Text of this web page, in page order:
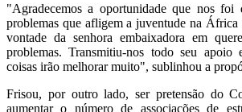
"Agradecemos a oportunidade que nos foi
problemas que afligem a juventude na
vontade da senhora embaixadora em
problemas. Transmitiu-nos todo seu apoio
coisas irão melhorar muito", sublinhou a
Frisou, por outro lado, ser pretensão do
aumentar o número de associações de